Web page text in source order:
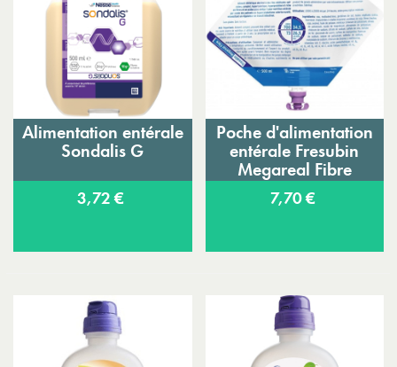
Alimentation entérale
Sondalis G
3,72 €
Poche d'alimentation
entérale Fresubin
Megareal Fibre
7,70 €